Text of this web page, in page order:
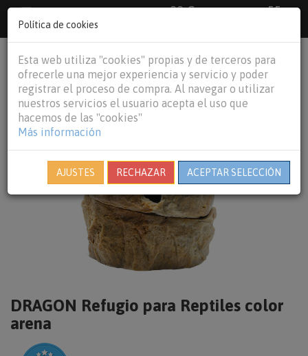
33 €
55
€Baleares y
person shopping_cart
DRAGON Refugio para Reptiles color
arena
Política de cookies
Esta web utiliza "cookies" propias y de terceros para
ofrecerle una mejor experiencia y servicio y poder
registrar el proceso de compra. Al navegar o utilizar
nuestros servicios el usuario acepta el uso que
hacemos de las "cookies"
Más información
AJUSTES RECHAZAR ACEPTAR SELECCIÓN